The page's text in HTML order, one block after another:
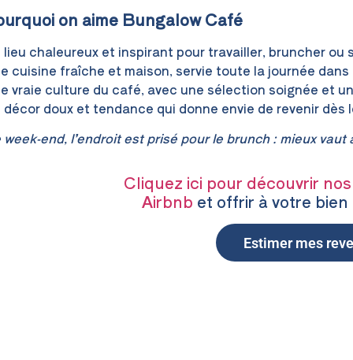
on aime Bungalow Café
lieu chaleureux et inspirant pour travailler, bruncher ou
cuisine fraîche et maison, servie toute la journée
vraie culture du café, avec une sélection soignée et
décor doux et tendance qui donne envie de revenir dès
end, l’endroit est prisé pour le brunch : mieux
Cliquez ici pour découvrir
Airbnb et offrir à votre bien
Estimer mes